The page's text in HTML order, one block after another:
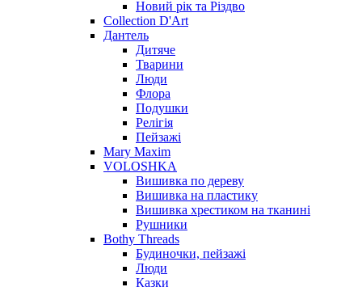
Новий рік та Різдво
Collection D'Art
Дантель
Дитяче
Тварини
Люди
Флора
Подушки
Релігія
Пейзажі
Mary Maxim
VOLOSHKA
Вишивка по дереву
Вишивка на пластику
Вишивка хрестиком на тканині
Рушники
Bothy Threads
Будиночки, пейзажі
Люди
Казки